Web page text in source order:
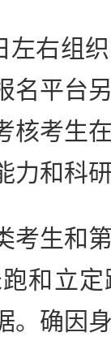
右组织
名平台
核考生
力和科
生和第
和立
。确因